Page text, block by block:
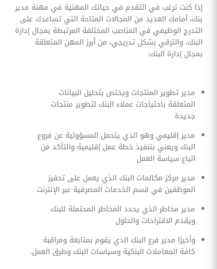
إذا كنت ترغب في التقدم في حياتك المهنية في مهنة مدير
بنك، أمامك العديد من المجالات المتاحة التي تساعدك على
التدرج الوظيفي في المناصب المختلفة المرتبطة بمجال إدارة
البنك، والترقي بشكل تدريجي، من أبرز المهن المتعلقة
بمجال إدارة البنك:
مدير تطوير المنتجات ويختص بتحليل البيانات
المتعلقة باحتياجات عملاء البنك لتطوير منتجات
جديدة
مدير إقليمي وهو الذي يتحمل المسؤولية عن فروع
البنك ويعني بتنفيذ خطة عمل إقليمية والتأكد من
اتباع سياسة العمل
مدير مركز مكالمات البنك الذي يعمل على تحفيز
الموظفين في قسم الخدمات المصرفية عبر الإنترنت
مدير مخاطر الذي يحدد المخاطر المحتملة للبنك
ويقدم الاقتراحات والحلول
وأخيرًا مدير فرع البنك الذي يقوم بمتابعة ومراقبة
كافة المعاملات البنكية وسياسات البنك وطرق العمل.